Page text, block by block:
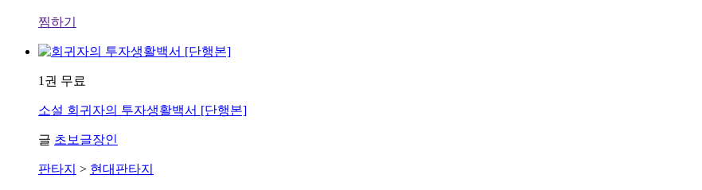
찜하기
1권 무료
소설 회귀자의 투자생활백서 [단행본]
글 초보글장인
판타지 > 현대판타지